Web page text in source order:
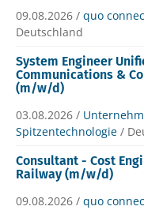
09.08.2026 / quo
Deutschland
System Engineer
Communications &
(m/w/d)
03.08.2026 /
Spitzentechnologie /
Consultant - Cost
Railway (m/w/d)
09.08.2026 / quo